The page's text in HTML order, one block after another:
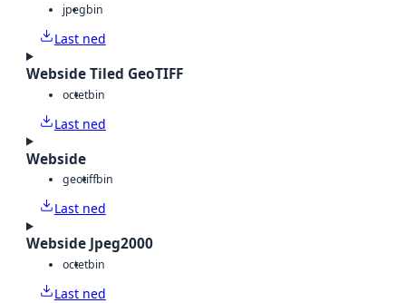
jpegbin
Last ned
Webside Tiled GeoTIFF
octetbin
Last ned
Webside
geotiffbin
Last ned
Webside Jpeg2000
octetbin
Last ned